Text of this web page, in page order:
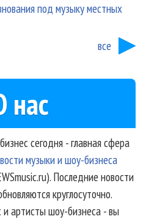
под музыку местных
все
нас
сегодня - главная сфера
музыки и шоу-бизнеса
Последние новости
круглосуточно.
и артисты шоу-бизнеса - вы